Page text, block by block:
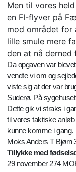
Men til vores
en FI-flyver på
mod området for
lille smule mere
den at nå derned
Da opgaven var
vendte vi om og
viste sig at der var
Suderø. På
Dette gik vi straks i
til vores taktiske
kunne komme i gang.
Moks Anders T Bjørn
Tillykke med
29 november 274